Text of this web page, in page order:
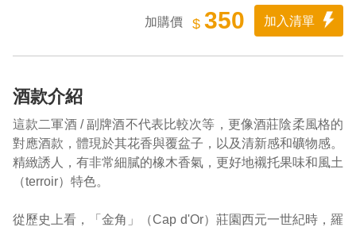
$ 350 加入清單
加購價
酒款介紹
這款二軍酒 / 副牌酒不代表比較次等，更像酒莊陰柔風格的
對應酒款，體現於其花香與覆盆子，以及清新感和礦物感。
精緻誘人，有非常細膩的橡木香氣，更好地襯托果味和風土
（terroir）特色。
從歷史上看，「金角」（Cap d'Or）莊園西元一世紀時，羅